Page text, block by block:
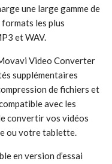
une large gamme de
les plus
et WAV.
Video Converter
supplémentaires
de fichiers et
avec les
convertir vos vidéos
ou votre tablette.
en version d’essai